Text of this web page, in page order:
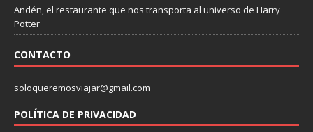
Andén, el restaurante que nos transporta al universo de Harry
Potter
CONTACTO
soloqueremosviajar@gmail.com
POLÍTICA DE PRIVACIDAD